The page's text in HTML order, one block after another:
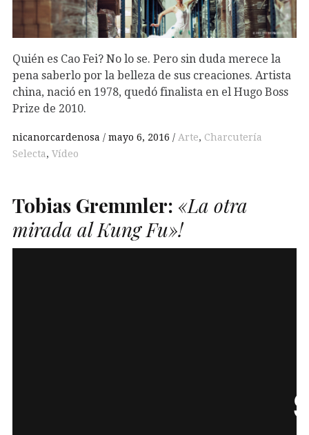
Quién es Cao Fei? No lo se. Pero sin duda merece la
pena saberlo por la belleza de sus creaciones. Artista
china, nació en 1978, quedó finalista en el Hugo Boss
Prize de 2010.
nicanorcardenosa mayo 6, 2016 Arte, Charcutería
Selecta, Vídeo
Tobias Gremmler: «La otra
mirada al Kung Fu»!